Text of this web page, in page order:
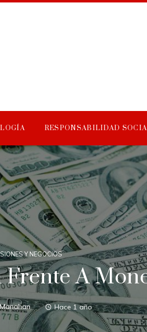
RESPONSABILIDAD
Y NEGOCIOS
A
Hace 1 año